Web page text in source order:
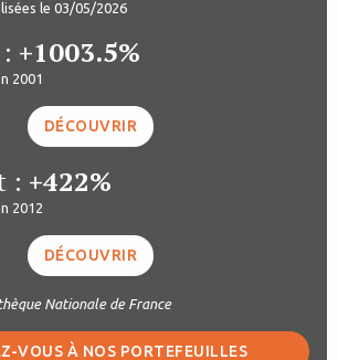
le 03/05/2026
+1003.5%
2001
DÉCOUVRIR
: +422%
2012
DÉCOUVRIR
Nationale de France
VOUS À NOS PORTEFEUILLES